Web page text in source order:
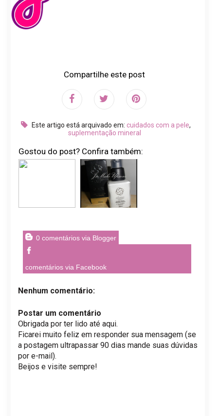
Compartilhe este post
Este artigo está arquivado em: cuidados com a pele,
suplementação mineral
Gostou do post? Confira também:
0 comentários via Blogger
comentários via Facebook
Nenhum comentário:
Postar um comentário
Obrigada por ter lido até aqui.
Ficarei muito feliz em responder sua mensagem (se
a postagem ultrapassar 90 dias mande suas dúvidas
por e-mail).
Beijos e visite sempre!